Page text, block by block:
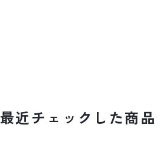
最近チェックした商品